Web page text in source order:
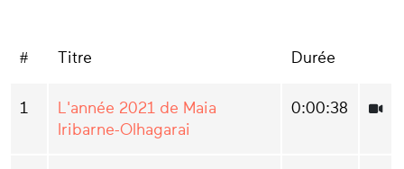
# Titre Durée
1
L'année 2021 de Maia
Iribarne-Olhagarai
0:00:38